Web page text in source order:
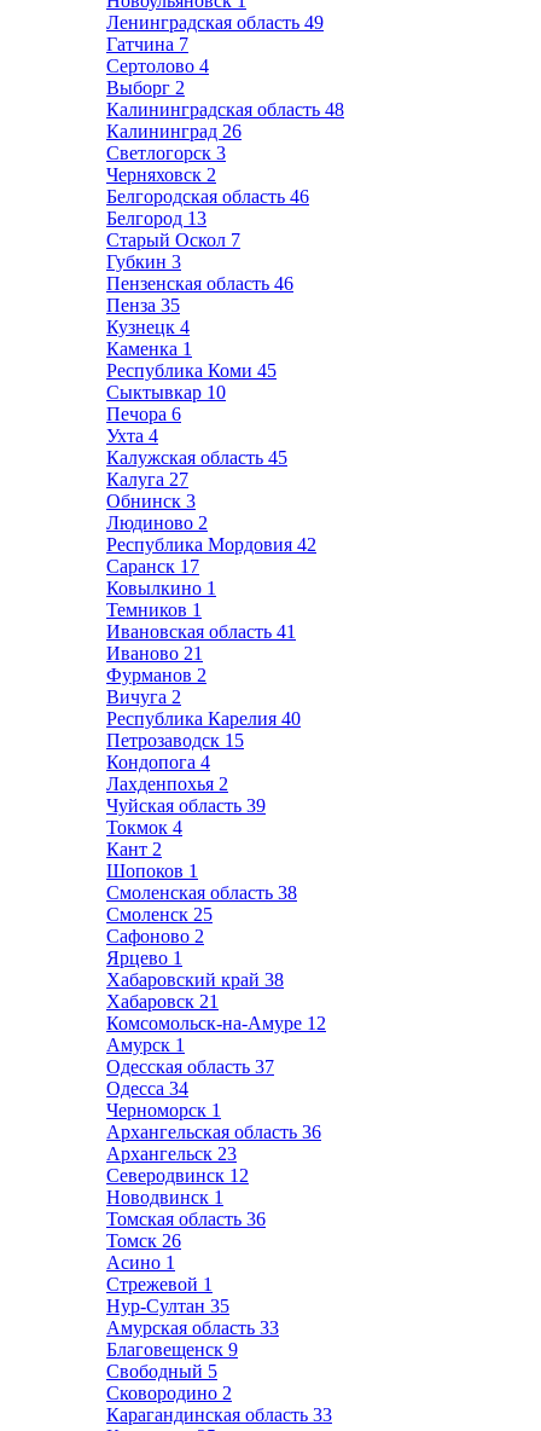
Ленинградская область 49
Гатчина 7
Сертолово 4
Выборг 2
Калининградская область 48
Калининград 26
Светлогорск 3
Черняховск 2
Белгородская область 46
Белгород 13
Старый Оскол 7
Губкин 3
Пензенская область 46
Пенза 35
Кузнецк 4
Каменка 1
Республика Коми 45
Сыктывкар 10
Печора 6
Ухта 4
Калужская область 45
Калуга 27
Обнинск 3
Людиново 2
Республика Мордовия 42
Саранск 17
Ковылкино 1
Темников 1
Ивановская область 41
Иваново 21
Фурманов 2
Вичуга 2
Республика Карелия 40
Петрозаводск 15
Кондопога 4
Лахденпохья 2
Чуйская область 39
Токмок 4
Кант 2
Шопоков 1
Смоленская область 38
Смоленск 25
Сафоново 2
Ярцево 1
Хабаровский край 38
Хабаровск 21
Комсомольск-на-Амуре 12
Амурск 1
Одесская область 37
Одесса 34
Черноморск 1
Архангельская область 36
Архангельск 23
Северодвинск 12
Новодвинск 1
Томская область 36
Томск 26
Асино 1
Стрежевой 1
Нур-Султан 35
Амурская область 33
Благовещенск 9
Свободный 5
Сковородино 2
Карагандинская область 33